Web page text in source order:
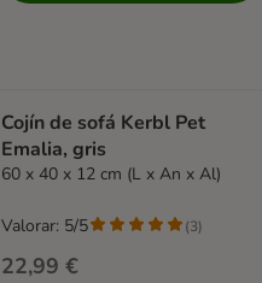
Cojín de sofá Kerbl Pet
Emalia, gris
60 x 40 x 12 cm (L x An x Al)
22,99 €
Valorar: 5/5 (3)